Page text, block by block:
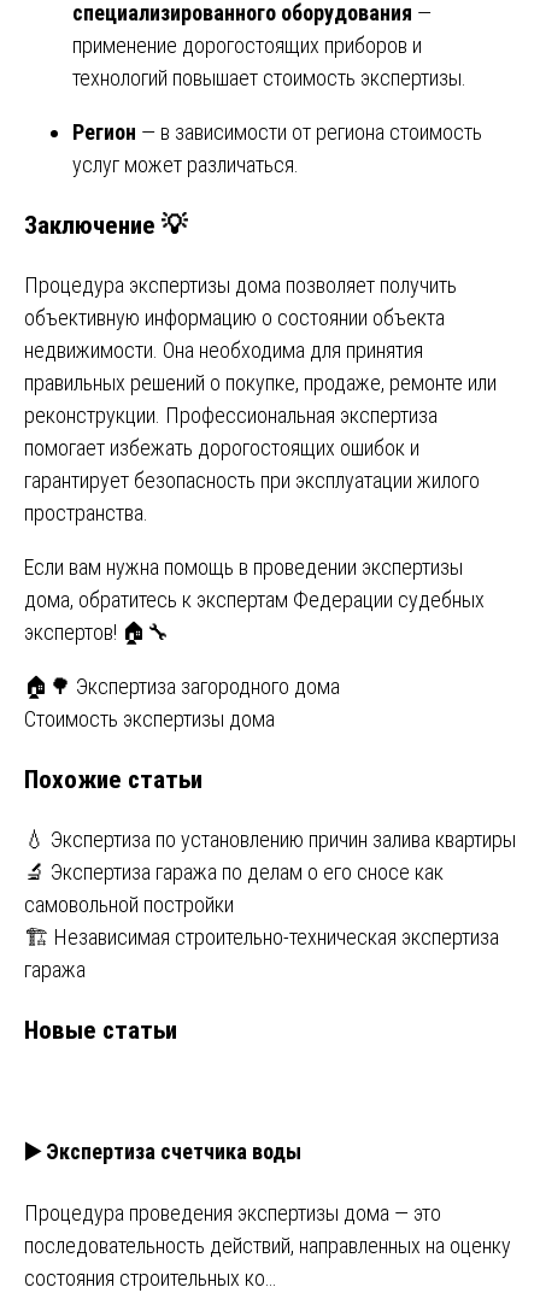
специализированного оборудования —
применение дорогостоящих приборов и
технологий повышает стоимость экспертизы.
Регион — в зависимости от региона стоимость
услуг может различаться.
Заключение 💡
Процедура экспертизы дома позволяет получить
объективную информацию о состоянии объекта
недвижимости. Она необходима для принятия
правильных решений о покупке, продаже, ремонте или
реконструкции. Профессиональная экспертиза
помогает избежать дорогостоящих ошибок и
гарантирует безопасность при эксплуатации жилого
пространства.
Если вам нужна помощь в проведении экспертизы
дома, обратитесь к экспертам Федерации судебных
экспертов! 🏠🔧
Навигация
записям
🏠🌳 Экспертиза загородного дома
Стоимость экспертизы дома
Похожие статьи
💧 Экспертиза по установлению причин залива квартиры
🔬 Экспертиза гаража по делам о его сносе как
самовольной постройки
🏗️ Независимая строительно-техническая экспертиза
гаража
Новые статьи
▶️ Экспертиза счетчика воды
Процедура проведения экспертизы дома — это
последовательность действий, направленных на оценку
состояния строительных ко…